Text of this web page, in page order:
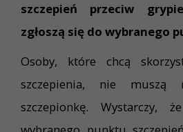
szczepień przeciw
zgłoszą się do wybranego
Osoby, które chcą
szczepienia, nie muszą
szczepionkę. Wystarczy,